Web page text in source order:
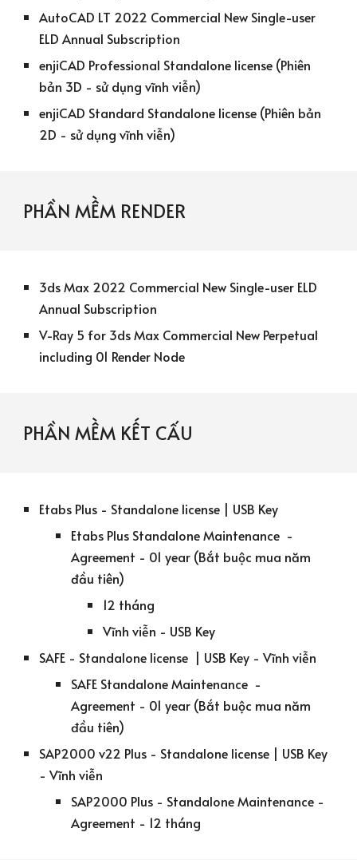
AutoCAD LT 2022 Commercial New Single-user
ELD Annual Subscription
enjiCAD Professional Standalone license (Phiên
bản 3D - sử dụng vĩnh viễn)
enjiCAD Standard Standalone license (Phiên bản
2D - sử dụng vĩnh viễn)
PHẦN MỀM RENDER
3ds Max 2022 Commercial New Single-user ELD
Annual Subscription
V-Ray 5 for 3ds Max Commercial New Perpetual
including 01 Render Node
PHẦN MỀM KẾT CẤU
Etabs Plus - Standalone license | USB Key
Etabs Plus Standalone Maintenance -
Agreement - 01 year (Bắt buộc mua năm
đầu tiên)
12 tháng
Vĩnh viễn - USB Key
SAFE - Standalone license | USB Key - Vĩnh viễn
SAFE Standalone Maintenance -
Agreement - 01 year (Bắt buộc mua năm
đầu tiên)
SAP2000 v22 Plus - Standalone license | USB Key
- Vĩnh viễn
SAP2000 Plus - Standalone Maintenance -
Agreement - 12 tháng